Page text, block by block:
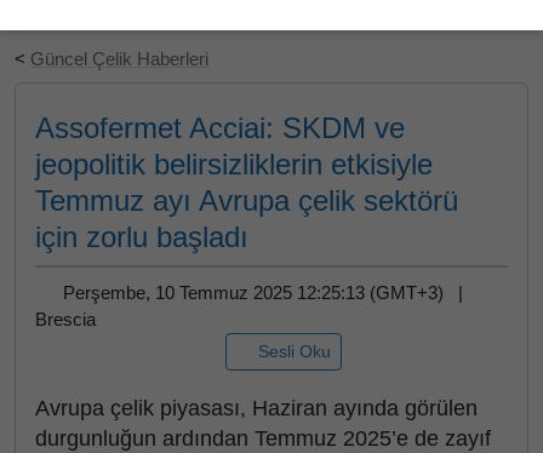
< Güncel Çelik Haberleri
Assofermet Acciai: SKDM ve
jeopolitik belirsizliklerin etkisiyle
Temmuz ayı Avrupa çelik sektörü
için zorlu başladı
Perşembe, 10 Temmuz 2025 12:25:13 (GMT+3) |
Brescia
Sesli Oku
Avrupa çelik piyasası, Haziran ayında görülen
durgunluğun ardından Temmuz 2025’e de zayıf